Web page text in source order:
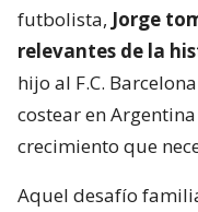
futbolista, Jorge
relevantes de la
hijo al F.C.
costear en
crecimiento que
Aquel desafío